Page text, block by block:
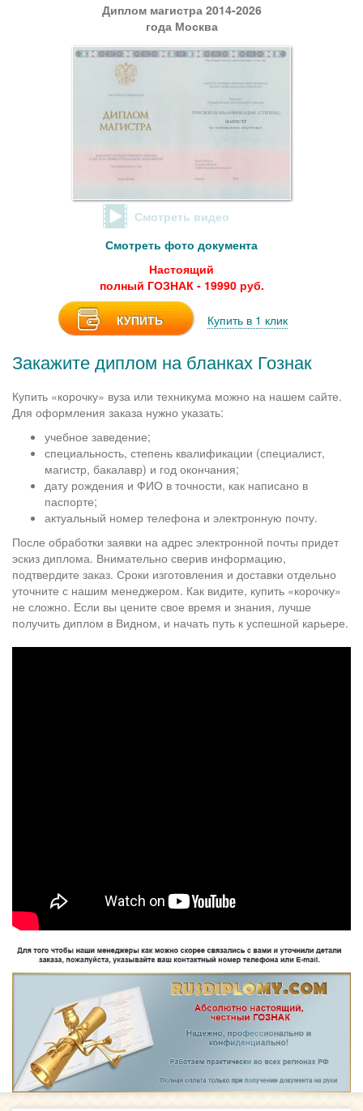
Диплом магистра 2014-2026
года Москва
Смотреть видео
Смотреть фото документа
Настоящий
полный ГОЗНАК - 19990 руб.
КУПИТЬ Купить в 1 клик
Закажите диплом на бланках Гознак
Купить «корочку» вуза или техникума можно на нашем сайте.
Для оформления заказа нужно указать:
учебное заведение;
специальность, степень квалификации (специалист,
магистр, бакалавр) и год окончания;
дату рождения и ФИО в точности, как написано в
паспорте;
актуальный номер телефона и электронную почту.
После обработки заявки на адрес электронной почты придет
эскиз диплома. Внимательно сверив информацию,
подтвердите заказ. Сроки изготовления и доставки отдельно
уточните с нашим менеджером. Как видите, купить «корочку»
не сложно. Если вы цените свое время и знания, лучше
получить диплом в Видном, и начать путь к успешной карьере.